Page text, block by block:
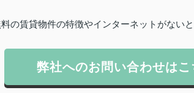
の賃貸物件の特徴やインターネットがない
弊社へのお問い合わせはこ